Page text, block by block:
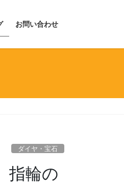
お問い合わせ
ダイヤ・宝石
指輪の